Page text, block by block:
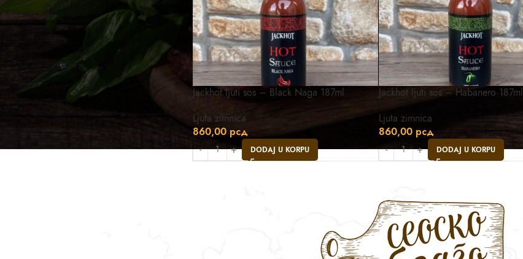
Jackhot ljuti sos – Black Naga 187ml
Ljuta zimnica
860,00 рсд
DODAJ U KORPU
Jackhot ljuti sos – Habanero 187ml
Ljuta zimnica
860,00 рсд
DODAJ U KORPU